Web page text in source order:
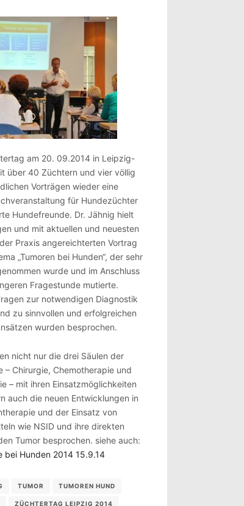
am 20. 09.2014 in Leipzig-
über 40 Züchtern und vier völlig
Vorträgen wieder eine
für Hundezüchter
Hundefreunde. Dr. Jähnig hielt
und mit aktuellen und neuesten
Praxis angereichterten Vortrag
„Tumoren bei Hunden“, der sehr
wurde und im Anschluss
Fragestunde mutierte.
zur notwendigen Diagnostik
zu sinnvollen und erfolgreichen
wurden besprochen.
nicht nur die drei Säulen der
– Chirurgie, Chemotherapie und
– mit ihren Einsatzmöglichkeiten
auch die neuen Entwicklungen in
und der Einsatz von
wie NSID und ihre direkten
Tumor besprochen. siehe auch:
bei Hunden 2014 15.9.14
TUMOR TUMOREN HUND
ZÜCHTERTAG LEIPZIG 2014